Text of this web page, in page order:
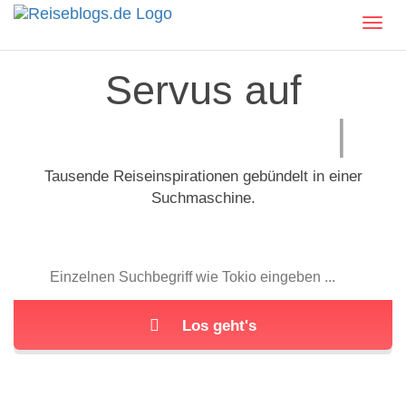
Servus auf
Tausende Reiseinspirationen gebündelt in einer
Suchmaschine.
Los geht's